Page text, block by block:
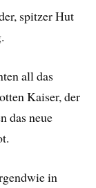
spitzer Hut
all das
Kaiser, der
das neue
in